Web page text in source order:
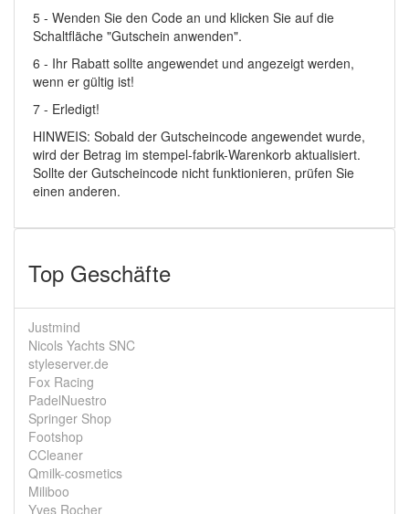
5 - Wenden Sie den Code an und klicken Sie auf die
Schaltfläche "Gutschein anwenden".
6 - Ihr Rabatt sollte angewendet und angezeigt werden,
wenn er gültig ist!
7 - Erledigt!
HINWEIS: Sobald der Gutscheincode angewendet wurde,
wird der Betrag im stempel-fabrik-Warenkorb aktualisiert.
Sollte der Gutscheincode nicht funktionieren, prüfen Sie
einen anderen.
Top Geschäfte
Justmind
Nicols Yachts SNC
styleserver.de
Fox Racing
PadelNuestro
Springer Shop
Footshop
CCleaner
Qmilk-cosmetics
Miliboo
Yves Rocher